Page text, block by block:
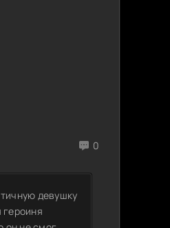
0
девушку
героиня